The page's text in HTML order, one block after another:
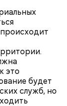
это
будет
служб, но